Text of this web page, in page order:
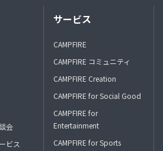
会
ビス
サービス
CAMPFIRE
CAMPFIRE コミュニティ
CAMPFIRE Creation
CAMPFIRE for Social Good
CAMPFIRE for
Entertainment
CAMPFIRE for Sports